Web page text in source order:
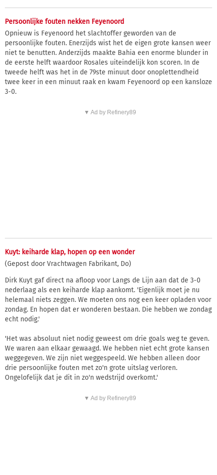
Persoonlijke fouten nekken Feyenoord
Opnieuw is Feyenoord het slachtoffer geworden van de
persoonlijke fouten. Enerzijds wist het de eigen grote kansen weer
niet te benutten. Anderzijds maakte Bahia een enorme blunder in
de eerste helft waardoor Rosales uiteindelijk kon scoren. In de
tweede helft was het in de 79ste minuut door onoplettendheid
twee keer in een minuut raak en kwam Feyenoord op een kansloze
3-0.
▼ Ad by Refinery89
Kuyt: keiharde klap, hopen op een wonder
(Gepost door Vrachtwagen Fabrikant, Do)
Dirk Kuyt gaf direct na afloop voor Langs de Lijn aan dat de 3-0
nederlaag als een keiharde klap aankomt. 'Eigenlijk moet je nu
helemaal niets zeggen. We moeten ons nog een keer opladen voor
zondag. En hopen dat er wonderen bestaan. Die hebben we zondag
echt nodig.'
'Het was absoluut niet nodig geweest om drie goals weg te geven.
We waren aan elkaar gewaagd. We hebben niet echt grote kansen
weggegeven. We zijn niet weggespeeld. We hebben alleen door
drie persoonlijke fouten met zo'n grote uitslag verloren.
Ongelofelijk dat je dit in zo'n wedstrijd overkomt.'
▼ Ad by Refinery89